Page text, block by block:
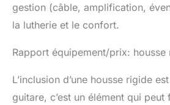
gestion (câble, amplification,
la lutherie et le confort.
Rapport équipement/prix:
L’inclusion d’une housse rigide
guitare, c’est un élément qui